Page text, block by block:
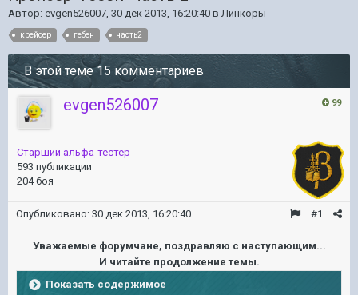
Автор: evgen526007, 30 дек 2013, 16:20:40 в Линкоры
крейсер гебен часть2
В этой теме 15 комментариев
99
evgen526007
Старший альфа-тестер
593 публикации
204 боя
#1
Опубликовано: 30 дек 2013, 16:20:40
Уважаемые форумчане, поздравляю с наступающим...
И читайте продолжение темы.
Показать содержимое